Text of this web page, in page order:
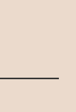
que